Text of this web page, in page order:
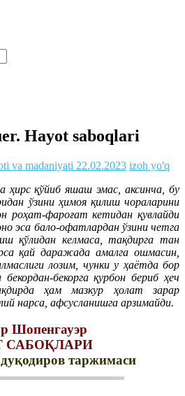
Hayot saboqlari
va madaniyati 22.02.2023 izoh yo'q
ҳирс қўйиб яшаш эмас, аксинча, бу
ўзини ҳимоя қилиш чораларини
роҳат-фароғат кетидан қувлайди
эса бало-офатлардан ўзини четга
қўлидан келмаса, тақдирга тан
қай даражада амалга ошмасин,
лозим, чунки у ҳаётда бор
бекорга қурбон бериб ҳеч
ҳам мазкур ҳолат зарар
нарса, афсусланишга арзимайди.
Шопенгауэр
САБОҚЛАРИ
таржимаси